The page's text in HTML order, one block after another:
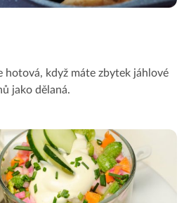
hotová, když máte zbytek jáhlové
jako dělaná.